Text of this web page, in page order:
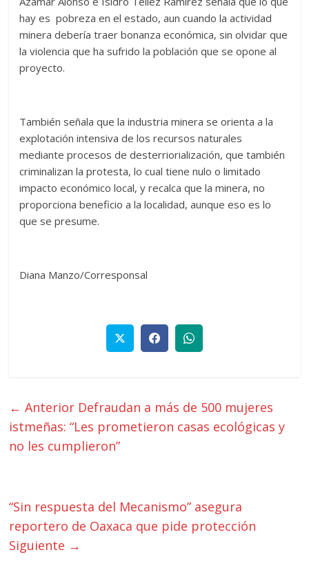
hay es pobreza en el estado, aun cuando la actividad
minera debería traer bonanza económica, sin olvidar que
la violencia que ha sufrido la población que se opone al
proyecto.
También señala que la industria minera se orienta a la
explotación intensiva de los recursos naturales
mediante procesos de desterriorialización, que también
criminalizan la protesta, lo cual tiene nulo o limitado
impacto económico local, y recalca que la minera, no
proporciona beneficio a la localidad, aunque eso es lo
que se presume.
Diana Manzo/Corresponsal
← Anterior Defraudan a más de 500 mujeres
istmeñas: “Les prometieron casas ecológicas y
no les cumplieron”
“Sin respuesta del Mecanismo” asegura
reportero de Oaxaca que pide protección
Siguiente →